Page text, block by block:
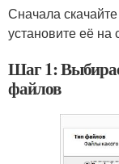
Сначала
установите её на
Шаг 1:
файлов